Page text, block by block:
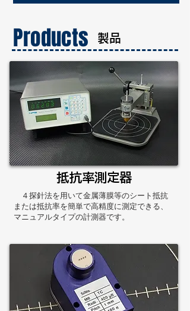
Products ​製品
抵抗率測定器
４探針法を用いて金属薄膜等のシート抵抗
または抵抗率を簡単で高精度に測定できる、
マニュアルタイプの計測器です。